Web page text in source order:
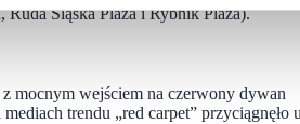
Śląska Plaza i Rybnik Plaza).
mocnym wejściem na czerwony dywan
trendu „red carpet” przyciągnęło